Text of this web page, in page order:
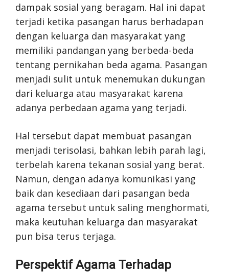
dampak sosial yang beragam. Hal ini dapat
terjadi ketika pasangan harus berhadapan
dengan keluarga dan masyarakat yang
memiliki pandangan yang berbeda-beda
tentang pernikahan beda agama. Pasangan
menjadi sulit untuk menemukan dukungan
dari keluarga atau masyarakat karena
adanya perbedaan agama yang terjadi.
Hal tersebut dapat membuat pasangan
menjadi terisolasi, bahkan lebih parah lagi,
terbelah karena tekanan sosial yang berat.
Namun, dengan adanya komunikasi yang
baik dan kesediaan dari pasangan beda
agama tersebut untuk saling menghormati,
maka keutuhan keluarga dan masyarakat
pun bisa terus terjaga.
Perspektif Agama Terhadap